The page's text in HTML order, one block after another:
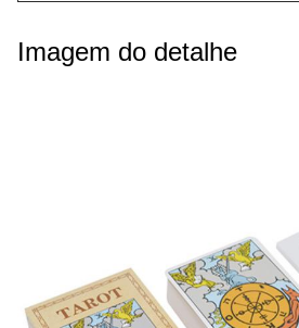
Imagem do detalhe